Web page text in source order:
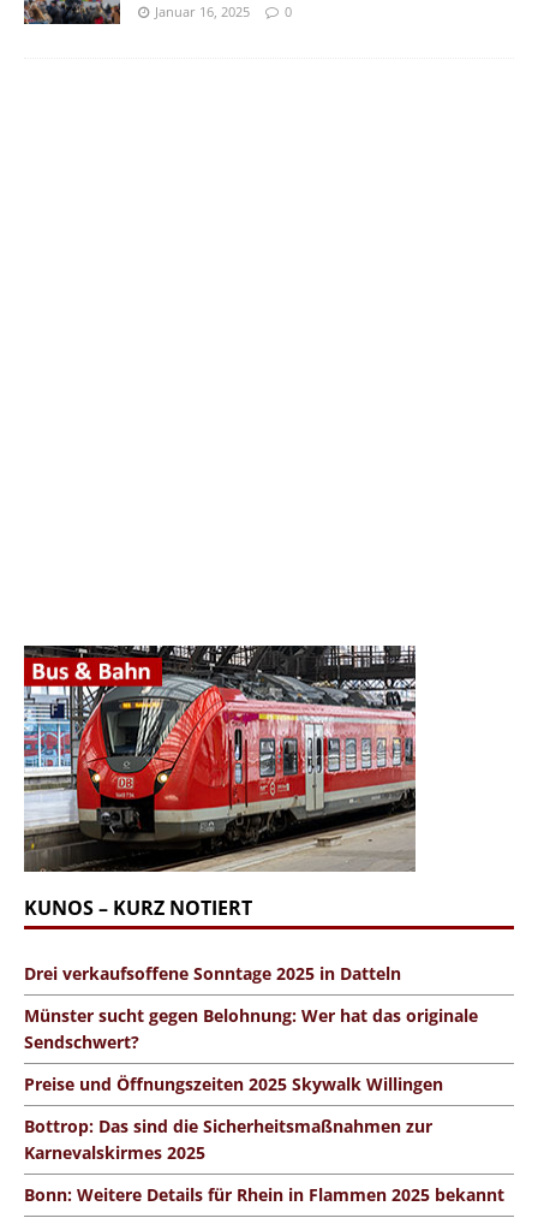
Januar 16, 2025 0
KUNOS – KURZ NOTIERT
Drei verkaufsoffene Sonntage 2025 in Datteln
Münster sucht gegen Belohnung: Wer hat das originale
Sendschwert?
Preise und Öffnungszeiten 2025 Skywalk Willingen
Bottrop: Das sind die Sicherheitsmaßnahmen zur
Karnevalskirmes 2025
Bonn: Weitere Details für Rhein in Flammen 2025 bekannt